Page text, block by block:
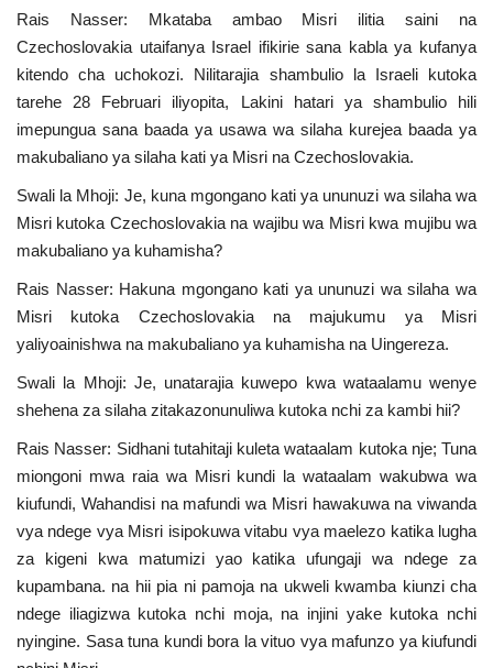
Rais Nasser: Mkataba ambao Misri ilitia saini na
Czechoslovakia utaifanya Israel ifikirie sana kabla ya kufanya
kitendo cha uchokozi. Nilitarajia shambulio la Israeli kutoka
tarehe 28 Februari iliyopita, Lakini hatari ya shambulio hili
imepungua sana baada ya usawa wa silaha kurejea baada ya
makubaliano ya silaha kati ya Misri na Czechoslovakia.
Swali la Mhoji: Je, kuna mgongano kati ya ununuzi wa silaha wa
Misri kutoka Czechoslovakia na wajibu wa Misri kwa mujibu wa
makubaliano ya kuhamisha?
Rais Nasser: Hakuna mgongano kati ya ununuzi wa silaha wa
Misri kutoka Czechoslovakia na majukumu ya Misri
yaliyoainishwa na makubaliano ya kuhamisha na Uingereza.
Swali la Mhoji: Je, unatarajia kuwepo kwa wataalamu wenye
shehena za silaha zitakazonunuliwa kutoka nchi za kambi hii?
Rais Nasser: Sidhani tutahitaji kuleta wataalam kutoka nje; Tuna
miongoni mwa raia wa Misri kundi la wataalam wakubwa wa
kiufundi, Wahandisi na mafundi wa Misri hawakuwa na viwanda
vya ndege vya Misri isipokuwa vitabu vya maelezo katika lugha
za kigeni kwa matumizi yao katika ufungaji wa ndege za
kupambana. na hii pia ni pamoja na ukweli kwamba kiunzi cha
ndege iliagizwa kutoka nchi moja, na injini yake kutoka nchi
nyingine. Sasa tuna kundi bora la vituo vya mafunzo ya kiufundi